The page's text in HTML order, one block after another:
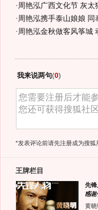
·周艳泓广西文化节 灰太
·周艳泓携手泰山娘娘 同
·周艳泓金秋做客风筝城
我来说两句(0)
*发表评论前请先注册成为搜狐
王牌栏目
先锋
感
黄